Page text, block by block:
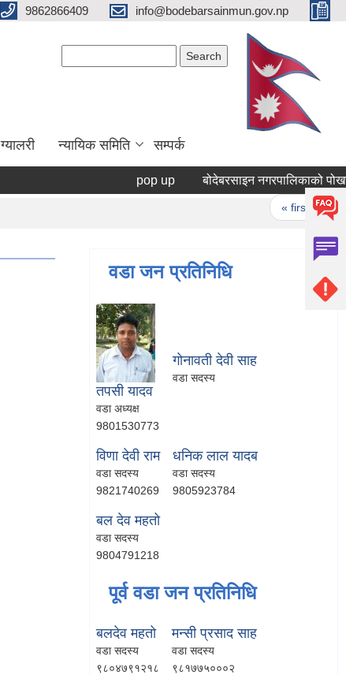
9862866409 info@bodebarsainmun.gov.np
ग्यालरी न्यायिक समिति सम्पर्क
pop up बोदेबरसाइन नगरपालिकाको
« first ‹
वडा जन प्रतिनिधि
तपसी यादव
वडा अध्यक्ष
9801530773
गोनावती देवी साह
वडा सदस्य
विणा देवी राम
वडा सदस्य
9821740269
धनिक लाल यादब
वडा सदस्य
9805923784
बल देव महतो
वडा सदस्य
9804791218
पूर्व वडा जन प्रतिनिधि
बलदेव महतो
वडा सदस्य
९८०४७९१२१८
मन्सी प्रसाद साह
वडा सदस्य
९८१७७५०००२